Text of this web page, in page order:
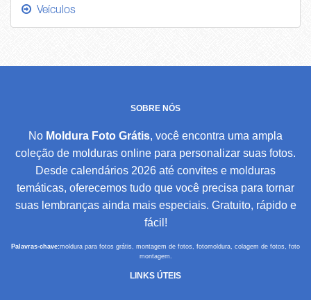
Veículos
SOBRE NÓS
No Moldura Foto Grátis, você encontra uma ampla
coleção de molduras online para personalizar suas fotos.
Desde calendários 2026 até convites e molduras
temáticas, oferecemos tudo que você precisa para tornar
suas lembranças ainda mais especiais. Gratuito, rápido e
fácil!
Palavras-chave:moldura para fotos grátis, montagem de fotos, fotomoldura, colagem de fotos, foto
montagem.
LINKS ÚTEIS